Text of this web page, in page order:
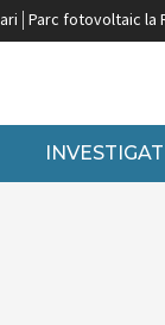
Parc fotovoltaic la